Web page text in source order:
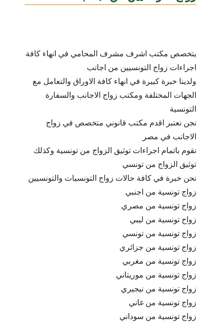
أشرف
يتخصص مكتب اشرف مشرف المحامي في انهاء كافة
اجراءات زواج التونسيين من اجانب
ولدينا خبرة كبيرة في انهاء كافة الاوراق والتعامل مع
الجهات المختلفة ومكتب زواج الاجانب والسفارة
التونسية
نجن نعتبر اقدم مكتب قانوني متخصص في زواج
الاجانب في مصر
نقوم باتمام اجراءات توثيق الزواج من تونسية وكذلك
توثيق الزواج من تونسي
نحن خبرة في كافة حالات زواج التونسيات والتونسيين
زواج تونسية من اجنبي
زواج تونسية من مصري
زواح تونسية من ليبي
زواج تونسية من تونسي
زواج تونسية من جزائري
زواج تونسية من مغربي
زواج تونسية من موريتاني
زواج تونسية من نيجيري
زواج تونسية من غاني
زواج تونسية من سوداني